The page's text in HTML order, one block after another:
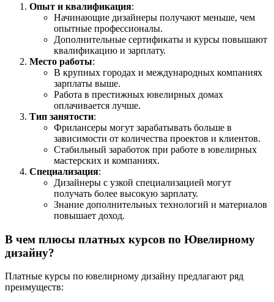
Опыт и квалификация:
Начинающие дизайнеры получают меньше, чем
опытные профессионалы.
Дополнительные сертификаты и курсы повышают
квалификацию и зарплату.
Место работы:
В крупных городах и международных компаниях
зарплаты выше.
Работа в престижных ювелирных домах
оплачивается лучше.
Тип занятости:
Фрилансеры могут зарабатывать больше в
зависимости от количества проектов и клиентов.
Стабильный заработок при работе в ювелирных
мастерских и компаниях.
Специализация:
Дизайнеры с узкой специализацией могут
получать более высокую зарплату.
Знание дополнительных технологий и материалов
повышает доход.
В чем плюсы платных курсов по Ювелирному
дизайну?
Платные курсы по ювелирному дизайну предлагают ряд
преимуществ: